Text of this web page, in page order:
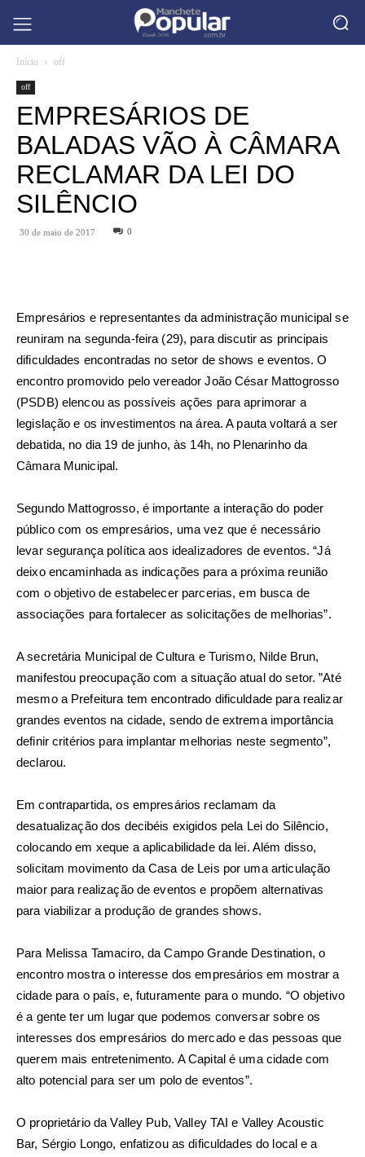
Início off
off
EMPRESÁRIOS DE
BALADAS VÃO À CÂMARA
RECLAMAR DA LEI DO
SILÊNCIO
30 de maio de 2017 0
Empresários e representantes da administração municipal se
reuniram na segunda-feira (29), para discutir as principais
dificuldades encontradas no setor de shows e eventos. O
encontro promovido pelo vereador João César Mattogrosso
(PSDB) elencou as possíveis ações para aprimorar a
legislação e os investimentos na área. A pauta voltará a ser
debatida, no dia 19 de junho, às 14h, no Plenarinho da
Câmara Municipal.
Segundo Mattogrosso, é importante a interação do poder
público com os empresários, uma vez que é necessário
levar segurança política aos idealizadores de eventos. “Já
deixo encaminhada as indicações para a próxima reunião
com o objetivo de estabelecer parcerias, em busca de
associações para fortalecer as solicitações de melhorias”.
A secretária Municipal de Cultura e Turismo, Nilde Brun,
manifestou preocupação com a situação atual do setor. ”Até
mesmo a Prefeitura tem encontrado dificuldade para realizar
grandes eventos na cidade, sendo de extrema importância
definir critérios para implantar melhorias neste segmento”,
declarou.
Em contrapartida, os empresários reclamam da
desatualização dos decibéis exigidos pela Lei do Silêncio,
colocando em xeque a aplicabilidade da lei. Além disso,
solicitam movimento da Casa de Leis por uma articulação
maior para realização de eventos e propõem alternativas
para viabilizar a produção de grandes shows.
Para Melissa Tamaciro, da Campo Grande Destination, o
encontro mostra o interesse dos empresários em mostrar a
cidade para o país, e, futuramente para o mundo. “O objetivo
é a gente ter um lugar que podemos conversar sobre os
interesses dos empresários do mercado e das pessoas que
querem mais entretenimento. A Capital é uma cidade com
alto potencial para ser um polo de eventos”.
O proprietário da Valley Pub, Valley TAI e Valley Acoustic
Bar, Sérgio Longo, enfatizou as dificuldades do local e a